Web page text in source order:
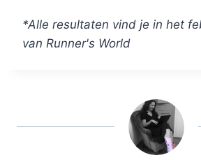
*Alle resultaten vind je in het
van Runner's World